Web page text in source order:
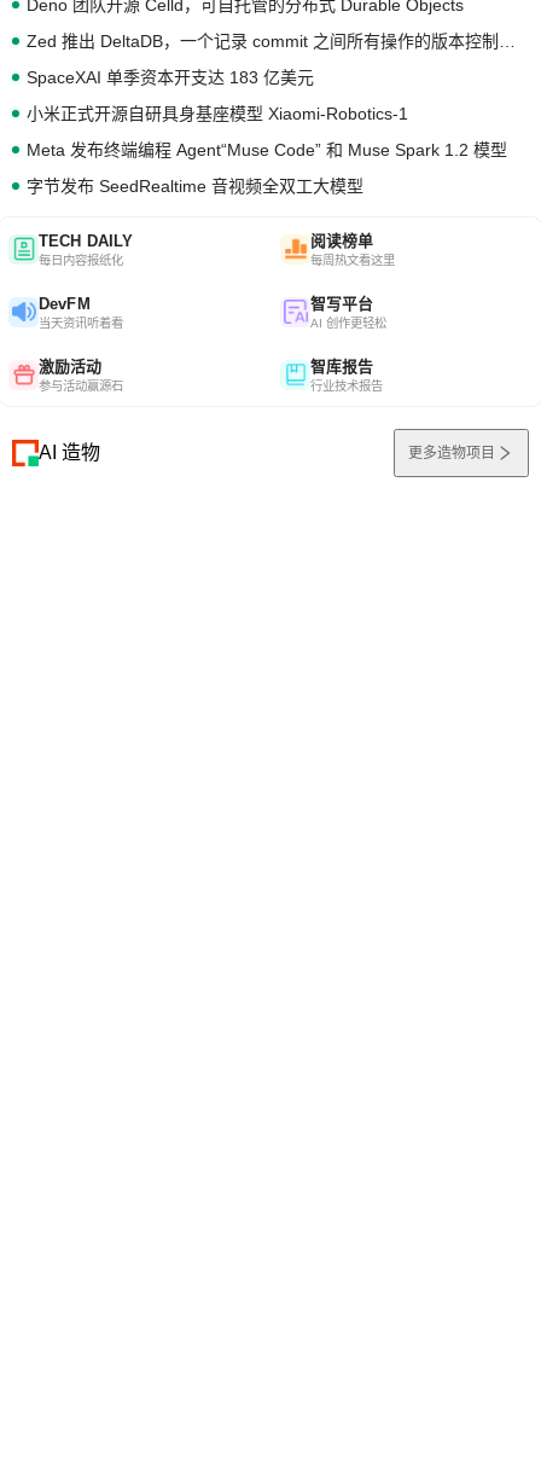
Deno 团队开源 Celld，可自托管的分布式 Durable Objects
SpaceXAI 单季资本开支达 183 亿美元
小米正式开源自研具身基座模型 Xiaomi-Robotics-1
Meta 发布终端编程 Agent“Muse Code” 和 Muse Spark 1.2 模型
字节发布 SeedRealtime 音视频全双工大模型
TECH DAILY
每日内容报纸化
阅读榜单
每周热文看这里
DevFM
当天资讯听着看
智写平台
AI 创作更轻松
激励活动
参与活动赢源石
智库报告
行业技术报告
AI 造物 更多造物项目